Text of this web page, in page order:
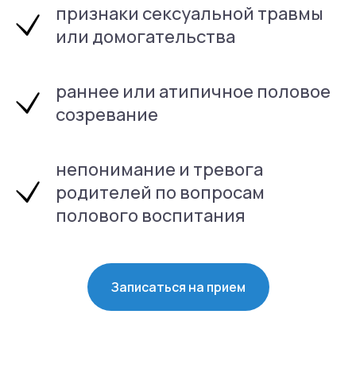
признаки сексуальной травмы
или домогательства
раннее или атипичное половое
созревание
непонимание и тревога
родителей по вопросам
полового воспитания
Записаться на прием